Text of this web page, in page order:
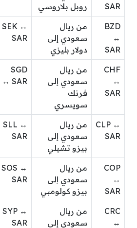
SAR
روبل بلاروسي
BZD
↔
SAR
من ريال
سعودي إلى
دولار بليزي
SEK ↔
SAR
CHF
↔
SAR
من ريال
سعودي إلى
فرنك
سويسري
SGD
↔ SAR
CLP ↔
SAR
من ريال
سعودي إلى
بيزو تشيلي
SLL ↔
SAR
COP
↔
SAR
من ريال
سعودي إلى
بيزو كولومبي
SOS ↔
SAR
CRC
↔
من ريال
سعودي إلى
SYP ↔
SAR